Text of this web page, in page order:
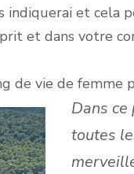
indiquerai et cela
et dans votre
de vie de femme
Dans
toutes